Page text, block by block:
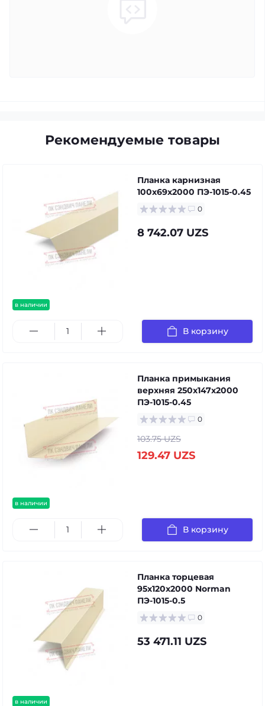
Рекомендуемые товары
в наличии
Планка карнизная
100х69х2000 ПЭ-1015-0.45
0
8 742.07 UZS
В корзину
в наличии
Планка примыкания
верхняя 250х147х2000
ПЭ-1015-0.45
0
103.75 UZS
129.47 UZS
В корзину
в наличии
Планка торцевая
95х120х2000 Norman
ПЭ-1015-0.5
0
53 471.11 UZS